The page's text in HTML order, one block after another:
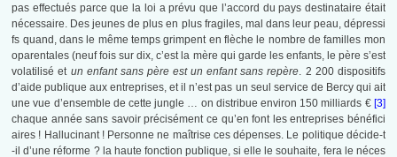
pas effectués parce que la loi a prévu que l’accord du pays destinataire était
nécessaire. Des jeunes de plus en plus fragiles, mal dans leur peau, dépressi
fs quand, dans le même temps grimpent en flèche le nombre de familles mon
oparentales (neuf fois sur dix, c’est la mère qui garde les enfants, le père s’est
volatilisé et un enfant sans père est un enfant sans repère. 2 200 dispositifs
d’aide publique aux entreprises, et il n’est pas un seul service de Bercy qui ait
une vue d’ensemble de cette jungle … on distribue environ 150 milliards € [3]
chaque année sans savoir précisément ce qu’en font les entreprises bénéfici
aires ! Hallucinant ! Personne ne maîtrise ces dépenses. Le politique décide-t
-il d’une réforme ? la haute fonction publique, si elle le souhaite, fera le néces